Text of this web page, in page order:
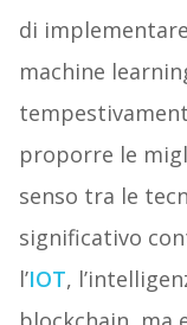
di
machine
proporre le
senso tra le
significativo
l’IOT,